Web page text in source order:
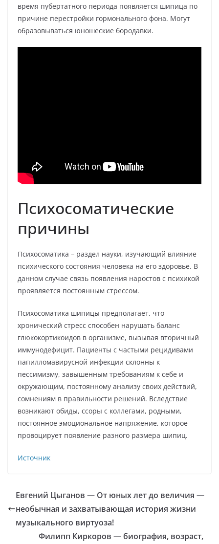
время пубертатного периода появляется шипица по
причине перестройки гормонального фона. Могут
образовываться юношеские бородавки.
Психосоматические
причины
Психосоматика – раздел науки, изучающий влияние
психического состояния человека на его здоровье. В
данном случае связь появления наростов с психикой
проявляется постоянным стрессом.
Психосоматика шипицы предполагает, что
хронический стресс способен нарушать баланс
глюкокортикоидов в организме, вызывая вторичный
иммунодефицит. Пациенты с частыми рецидивами
папилломавирусной инфекции склонны к
пессимизму, завышенным требованиям к себе и
окружающим, постоянному анализу своих действий,
сомнениям в правильности решений. Вследствие
возникают обиды, ссоры с коллегами, родными,
постоянное эмоциональное напряжение, которое
провоцирует появление разного размера шипиц.
Источник
Евгений Цыганов — От юных лет до величия —
необычная и захватывающая история жизни
музыкального виртуоза!
Филипп Киркоров — биография, возраст,